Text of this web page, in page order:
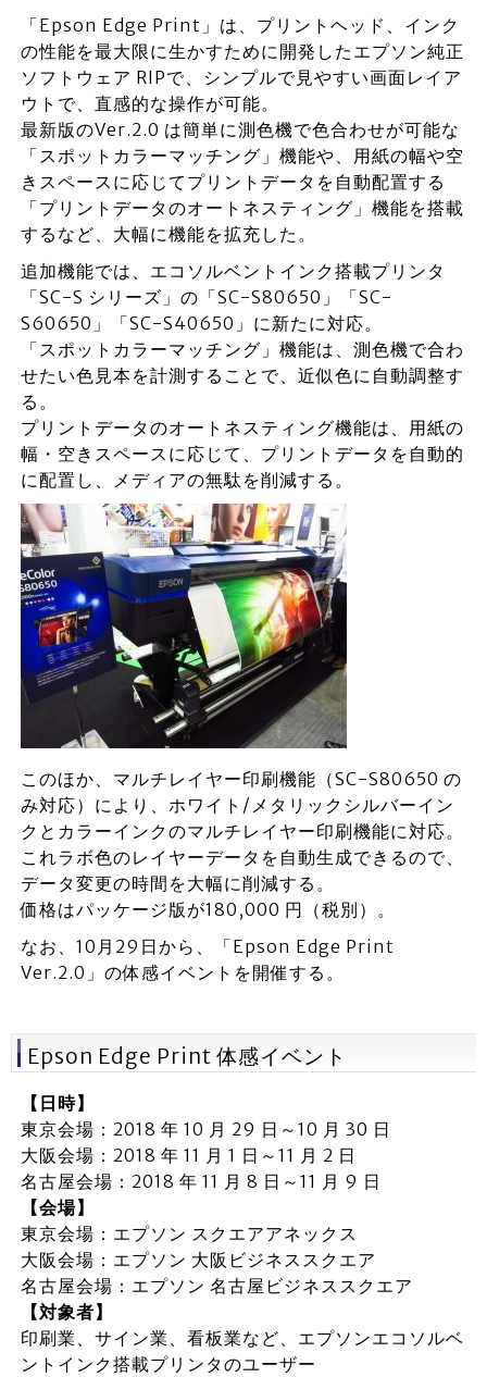
「Epson Edge Print」は、プリントヘッド、インク
の性能を最大限に生かすために開発したエプソン純正
ソフトウェア RIPで、シンプルで見やすい画面レイア
ウトで、直感的な操作が可能。
最新版のVer.2.0 は簡単に測色機で色合わせが可能な
「スポットカラーマッチング」機能や、用紙の幅や空
きスペースに応じてプリントデータを自動配置する
「プリントデータのオートネスティング」機能を搭載
するなど、大幅に機能を拡充した。
追加機能では、エコソルベントインク搭載プリンタ
「SC-S シリーズ」の「SC-S80650」「SC-
S60650」「SC-S40650」に新たに対応。
「スポットカラーマッチング」機能は、測色機で合わ
せたい色見本を計測することで、近似色に自動調整す
る。
プリントデータのオートネスティング機能は、用紙の
幅・空きスペースに応じて、プリントデータを自動的
に配置し、メディアの無駄を削減する。
このほか、マルチレイヤー印刷機能（SC-S80650 の
み対応）により、ホワイト/メタリックシルバーイン
クとカラーインクのマルチレイヤー印刷機能に対応。
これラボ色のレイヤーデータを自動生成できるので、
データ変更の時間を大幅に削減する。
価格はパッケージ版が180,000 円（税別）。
なお、10月29日から、「Epson Edge Print
Ver.2.0」の体感イベントを開催する。
Epson Edge Print 体感イベント
【日時】
東京会場：2018 年 10 月 29 日～10 月 30 日
大阪会場：2018 年 11 月 1 日～11 月 2 日
名古屋会場：2018 年 11 月 8 日～11 月 9 日
【会場】
東京会場：エプソン スクエアアネックス
大阪会場：エプソン 大阪ビジネススクエア
名古屋会場：エプソン 名古屋ビジネススクエア
【対象者】
印刷業、サイン業、看板業など、エプソンエコソルベ
ントインク搭載プリンタのユーザー